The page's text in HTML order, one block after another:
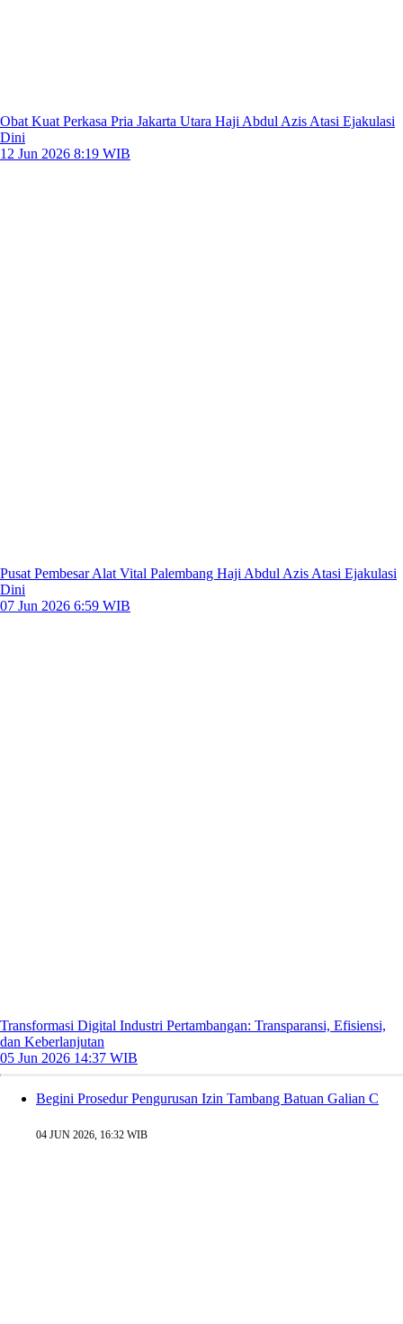
Obat Kuat Perkasa Pria Jakarta Utara Haji Abdul Azis Atasi Ejakulasi
Dini
12 Jun 2026 8:19 WIB
Pusat Pembesar Alat Vital Palembang Haji Abdul Azis Atasi Ejakulasi
Dini
07 Jun 2026 6:59 WIB
Transformasi Digital Industri Pertambangan: Transparansi, Efisiensi,
dan Keberlanjutan
05 Jun 2026 14:37 WIB
Begini Prosedur Pengurusan Izin Tambang Batuan Galian C
04 JUN 2026, 16:32 WIB